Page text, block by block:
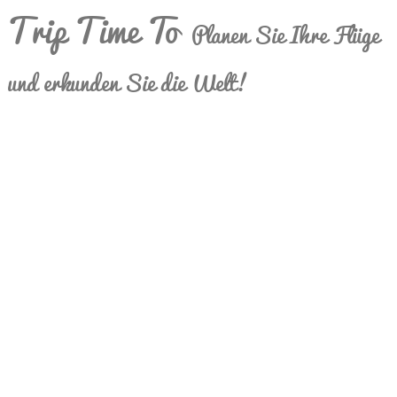
Trip Time To Planen Sie Ihre Flüge
und erkunden Sie die Welt!